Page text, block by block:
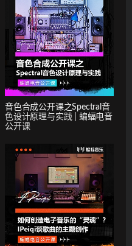
音色合成公开课之Spectral音
色设计原理与实践 | 蝙蝠电音
公开课